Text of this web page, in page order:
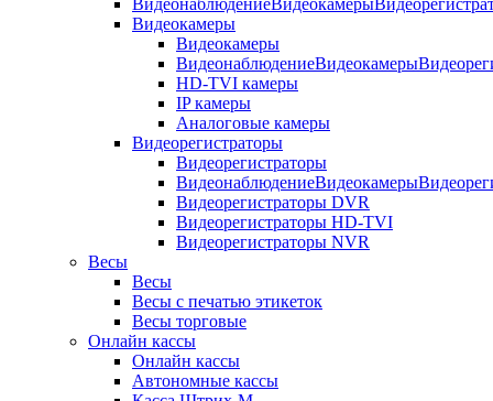
Видеокамеры
Видеокамеры
HD-TVI камеры
IP камеры
Аналоговые камеры
Видеорегистраторы
Видеорегистраторы
Видеорегистраторы DVR
Видеорегистраторы HD-TVI
Видеорегистраторы NVR
Весы
Весы
Весы с печатью этикеток
Весы торговые
Онлайн кассы
Онлайн кассы
Автономные кассы